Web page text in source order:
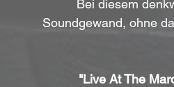
Bei diesem
Soundgewand, ohne
"Live At The